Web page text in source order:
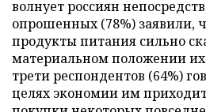
волнует россиян
опрошенных (78%) заявили,
продукты питания сильно
материальном положении
трети респондентов (64%)
целях экономии им